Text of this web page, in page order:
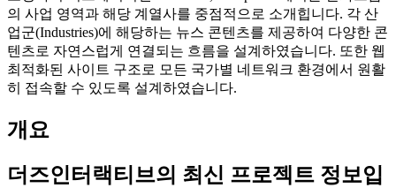
의 사업 영역과 해당 계열사를 중점적으로 소개힙니다. 각 산
업군(Industries)에 해당하는 뉴스 콘텐츠를 제공하여 다양한 콘
텐츠로 자연스럽게 연결되는 흐름을 설계하였습니다. 또한 웹
최적화된 사이트 구조로 모든 국가별 네트워크 환경에서 원활
히 접속할 수 있도록 설계하였습니다.
개요
더즈인터랙티브의 최신 프로젝트 정보입